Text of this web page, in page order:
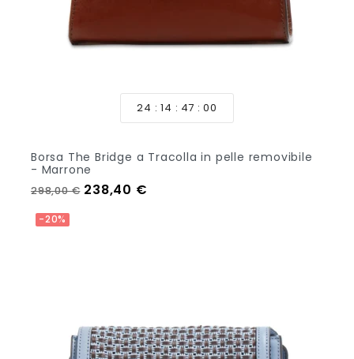
24 14 46 58
Borsa The Bridge a Tracolla in pelle removibile
- Marrone
Prezzo regolare
298,00 € Prezzo
238,40 €
-20%